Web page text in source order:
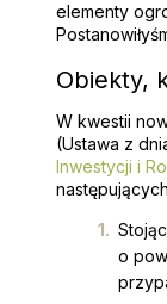
elementy
Obiekty,
W kwestii
(Ustawa z
Inwestycji i
o